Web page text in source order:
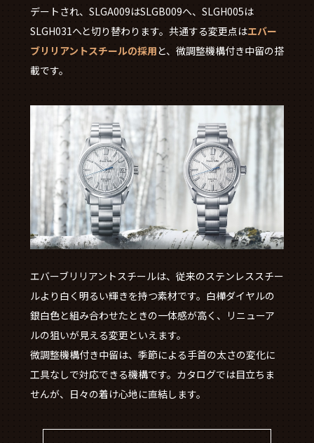
デートされ、SLGA009はSLGB009へ、SLGH005は
SLGH031へと切り替わります。共通する変更点はエバー
ブリリアントスチールの採用と、微調整機構付き中留の搭
載です。
エバーブリリアントスチールは、従来のステンレススチー
ルより白く明るい輝きを持つ素材です。白樺ダイヤルの
銀白色と組み合わせたときの一体感が高く、リニューア
ルの狙いが見える変更といえます。
微調整機構付き中留は、季節による手首の太さの変化に
工具なしで対応できる機構です。カタログでは目立ちま
せんが、日々の着け心地に直結します。